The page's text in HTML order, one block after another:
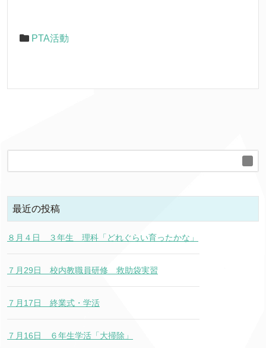
PTA活動
最近の投稿
８月４日 ３年生 理科「どれぐらい育ったかな」
７月29日 校内教職員研修 救助袋実習
７月17日 終業式・学活
７月16日 ６年生学活「大掃除」